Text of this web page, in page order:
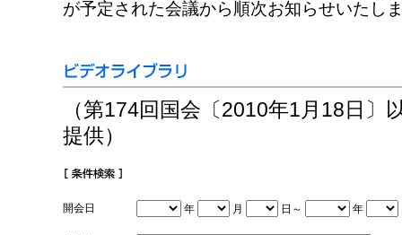
が予定された会議から順次お知らせいたし
（第174回国会〔2010年1月18日〕
提供）
開会日 年 月 日～ 年